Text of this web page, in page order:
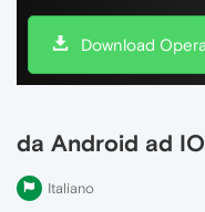
Download Opera
da Android ad
Italiano